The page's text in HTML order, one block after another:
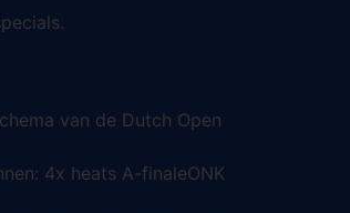
van de Dutch Open
4x heats A-finaleONK